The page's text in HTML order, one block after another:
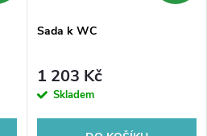
Sada k WC
1 203 Kč
Skladem